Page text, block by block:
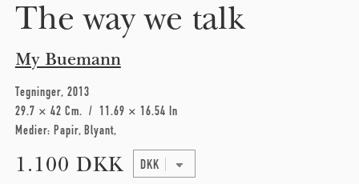
The way we talk
My Buemann
Tegninger 2013
29.7 × 42 Cm
11.69 × 16.54 In
Medier: Papir Blyant
1.100 DKK